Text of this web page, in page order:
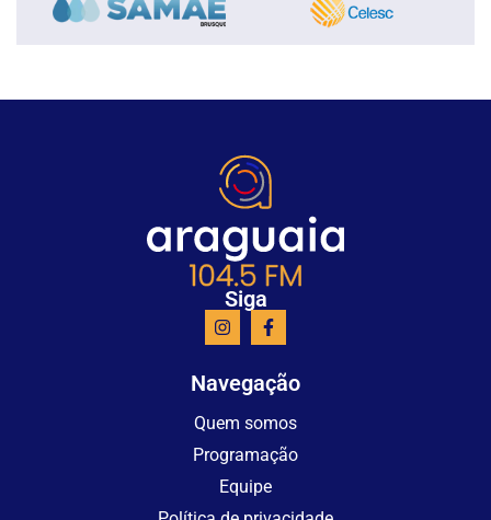
Siga
Navegação
Quem somos
Programação
Equipe